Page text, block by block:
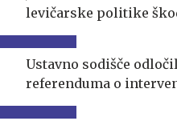
levičarske politike
Ustavno sodišče
referenduma o